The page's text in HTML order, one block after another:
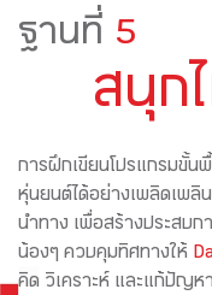
ฐานที่ 5
สนุก
การฝึกเขียนโปรแกรมขั้น
หุ่นยนต์ได้อย่างเพลิดเพลิ
นำทาง เพื่อสร้างประสบก
น้องๆ ควบคุมทิศทางให้
คิด วิเคราะห์ และแก้ปัญห